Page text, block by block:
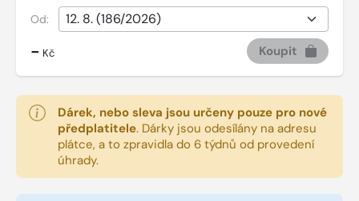
Od:
- Kč Koupit
Dárek, nebo sleva jsou určeny pouze pro nové
předplatitele. Dárky jsou odesílány na adresu
plátce, a to zpravidla do 6 týdnů od provedení
úhrady.